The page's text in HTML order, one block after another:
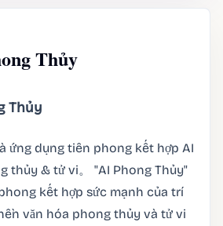
Thủy
Thủy
ứng dụng tiên phong kết hợp AI
thủy & tử vi。 "AI Phong Thủy"
kết hợp sức mạnh của trí
văn hóa phong thủy và tử vi